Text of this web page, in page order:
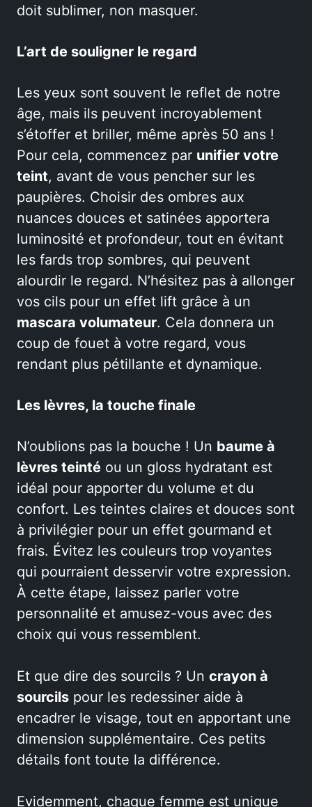
doit sublimer, non masquer.
L’art de souligner le regard
Les yeux sont souvent le reflet de notre
âge, mais ils peuvent incroyablement
s’étoffer et briller, même après 50 ans !
Pour cela, commencez par unifier votre
teint, avant de vous pencher sur les
paupières. Choisir des ombres aux
nuances douces et satinées apportera
luminosité et profondeur, tout en évitant
les fards trop sombres, qui peuvent
alourdir le regard. N’hésitez pas à allonger
vos cils pour un effet lift grâce à un
mascara volumateur. Cela donnera un
coup de fouet à votre regard, vous
rendant plus pétillante et dynamique.
Les lèvres, la touche finale
N’oublions pas la bouche ! Un baume à
lèvres teinté ou un gloss hydratant est
idéal pour apporter du volume et du
confort. Les teintes claires et douces sont
à privilégier pour un effet gourmand et
frais. Évitez les couleurs trop voyantes
qui pourraient desservir votre expression.
À cette étape, laissez parler votre
personnalité et amusez-vous avec des
choix qui vous ressemblent.
Et que dire des sourcils ? Un crayon à
sourcils pour les redessiner aide à
encadrer le visage, tout en apportant une
dimension supplémentaire. Ces petits
détails font toute la différence.
Evidemment, chaque femme est unique